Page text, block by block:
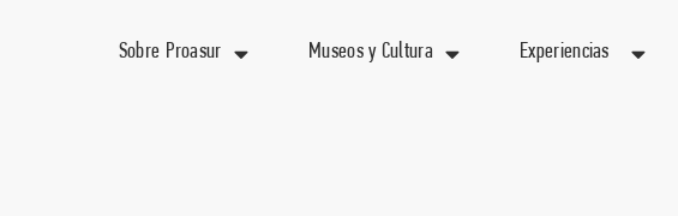
Sobre Proasur Museos y Cultura Experiencias